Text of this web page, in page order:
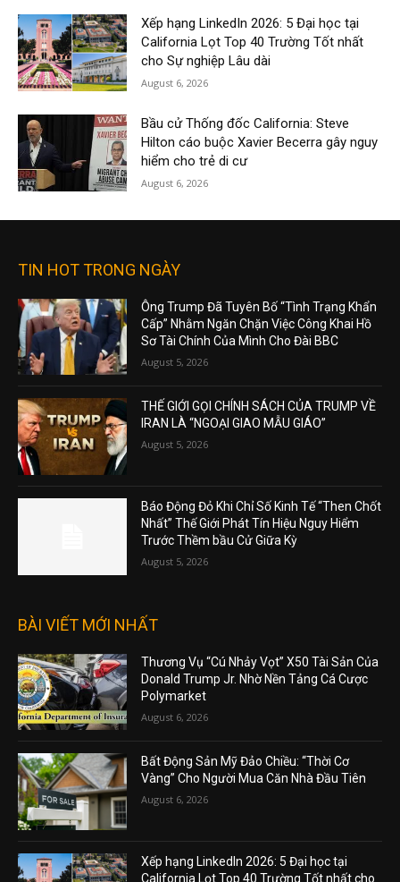
Xếp hạng LinkedIn 2026: 5 Đại học tại
California Lọt Top 40 Trường Tốt nhất
cho Sự nghiệp Lâu dài
August 6, 2026
Bầu cử Thống đốc California: Steve
Hilton cáo buộc Xavier Becerra gây nguy
hiểm cho trẻ di cư
August 6, 2026
TIN HOT TRONG NGÀY
Ông Trump Đã Tuyên Bố “Tình Trạng Khẩn
Cấp” Nhằm Ngăn Chặn Việc Công Khai Hồ
Sơ Tài Chính Của Mình Cho Đài BBC
August 5, 2026
THẾ GIỚI GỌI CHÍNH SÁCH CỦA TRUMP VỀ
IRAN LÀ “NGOẠI GIAO MẪU GIÁO”
August 5, 2026
Báo Động Đỏ Khi Chỉ Số Kinh Tế “Then Chốt
Nhất” Thế Giới Phát Tín Hiệu Nguy Hiểm
Trước Thềm bầu Cử Giữa Kỳ
August 5, 2026
BÀI VIẾT MỚI NHẤT
Thương Vụ “Cú Nhảy Vọt” X50 Tài Sản Của
Donald Trump Jr. Nhờ Nền Tảng Cá Cược
Polymarket
August 6, 2026
Bất Động Sản Mỹ Đảo Chiều: “Thời Cơ
Vàng” Cho Người Mua Căn Nhà Đầu Tiên
August 6, 2026
Xếp hạng LinkedIn 2026: 5 Đại học tại
California Lọt Top 40 Trường Tốt nhất cho